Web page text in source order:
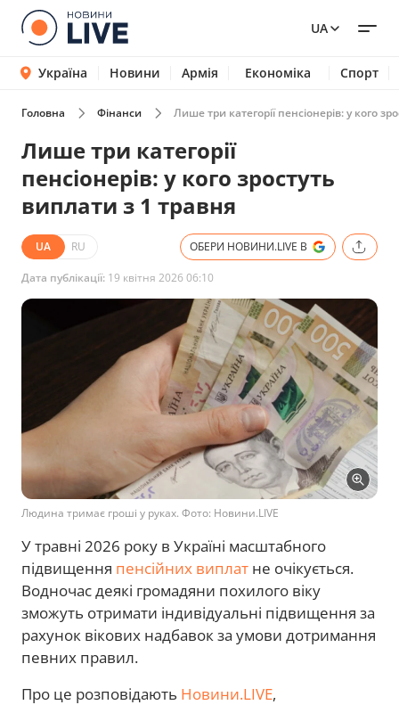
UA
Україна Новини Армія Економіка Спорт
Головна Фінанси Лише три категорії пенсіонерів: у кого
Лише три категорії
пенсіонерів: у кого зростуть
виплати з 1 травня
UA RU ОБЕРИ НОВИНИ.LIVE В
Дата публікації: 19 квітня 2026 06:10
Людина тримає гроші у руках. Фото: Новини.LIVE
У травні 2026 року в Україні масштабного
підвищення пенсійних виплат не очікується.
Водночас деякі громадяни похилого віку
зможуть отримати індивідуальні підвищення за
рахунок вікових надбавок за умови дотримання
певних правил.
Про це розповідають Новини.LIVE,